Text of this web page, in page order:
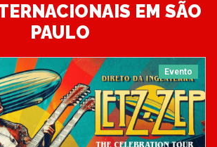
EM SÃO
PAULO
Evento